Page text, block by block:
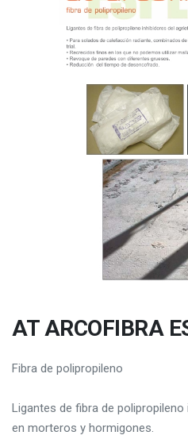
AT ARCOFIBRA
Fibra de polipropileno
Ligantes de fibra de
en morteros y hormigones.